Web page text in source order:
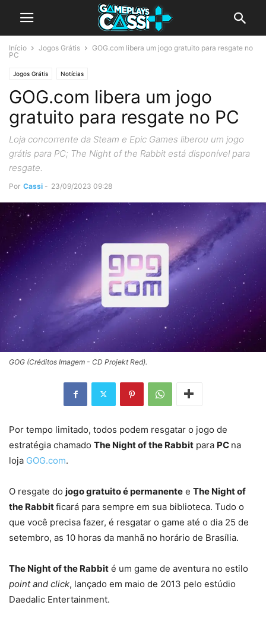
Início Jogos Grátis
GOG.com libera um jogo gratuito para resgate no
PC
Jogos Grátis Notícias
GOG.com libera um jogo
gratuito para resgate no PC
Loja concorrente da Steam e Epic Games liberou um jogo
grátis para PC; The Night of the Rabbit está disponível para
resgate.
Por Cassi - 23/09/2023 09:28
GOG (Créditos Imagem - CD Projekt Red).
Por tempo limitado, todos podem resgatar o jogo de
estratégia chamado The Night of the Rabbit para PC na
loja GOG.com.
O resgate do jogo gratuito é permanente e The Night of
the Rabbitficará para sempre em sua biblioteca. Tudo o
que você precisa fazer, é resgatar o game até o dia 25 de
setembro, as 10 horas da manhã no horário de Brasília.
The Night of the Rabbit é um game de aventura no estilo
point and click, lançado em maio de 2013 pelo estúdio
Daedalic Entertainment.